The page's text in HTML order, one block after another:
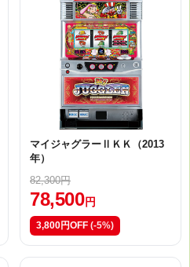
マイジャグラーⅡＫＫ（2013
年）
82,300円
78,500円
3,800円OFF (-5%)